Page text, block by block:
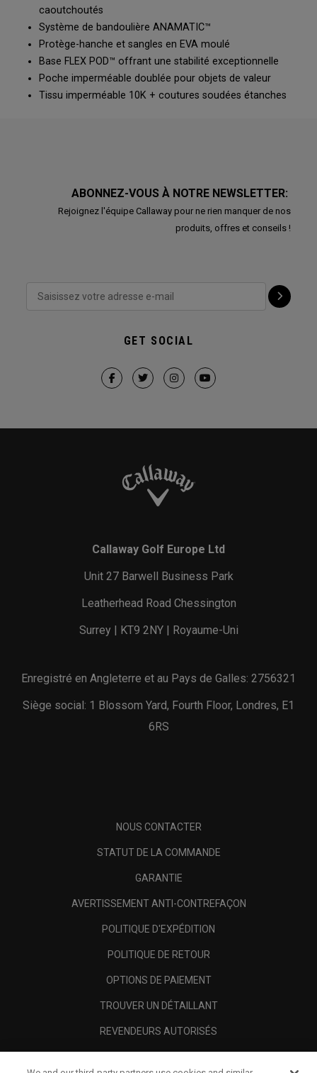
caoutchoutés
Système de bandoulière ANAMATIC™
Protège-hanche et sangles en EVA moulé
Base FLEX POD™ offrant une stabilité exceptionnelle
Poche imperméable doublée pour objets de valeur
Tissu imperméable 10K + coutures soudées étanches
ABONNEZ-VOUS À NOTRE NEWSLETTER:
Rejoignez l'équipe Callaway pour ne rien manquer de nos
produits, offres et conseils !
GET SOCIAL
Callaway Golf Europe Ltd
Unit 27 Barwell Business Park
Leatherhead Road Chessington
Surrey | KT9 2NY | Royaume-Uni
Enregistré en Angleterre et au Pays de Galles: 2756321
Siège social: 1 Blossom Yard, Fourth Floor, Londres, E1
6RS
NOUS CONTACTER
STATUT DE LA COMMANDE
GARANTIE
AVERTISSEMENT ANTI-CONTREFAÇON
POLITIQUE D'EXPÉDITION
POLITIQUE DE RETOUR
OPTIONS DE PAIEMENT
TROUVER UN DÉTAILLANT
REVENDEURS AUTORISÉS